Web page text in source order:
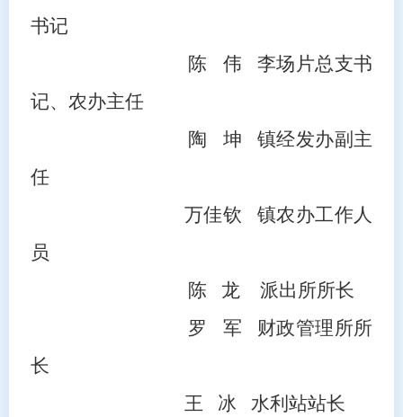
书记
陈 伟 李场片总支书
记、 农办主任
陶 坤 镇经发办副主
任
万佳钦 镇农办工作人
员
陈 龙
派出所所长
罗
军 财政管理所所
长
王 冰 水利站站长